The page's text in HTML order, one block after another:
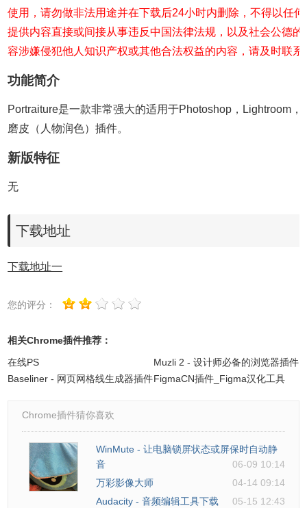
使用，请勿做非法用途并在下载后24小时内删除，不得以任
提供内容直接或间接从事违反中国法律法规，以及社会公德
容涉嫌侵犯他人知识产权或其他合法权益的内容，请及时联系
功能简介
Portraiture是一款非常强大的适用于Photoshop，Lightroom，
磨皮（人物润色）插件。
新版特征
无
下载地址
下载地址一
您的评分：
相关Chrome插件推荐：
在线PS
Muzli 2 - 设计师必备的浏览器插件
Baseliner - 网页网格线生成器插件FigmaCN插件_Figma汉化工具
Chrome插件猜你喜欢
WinMute - 让电脑锁屏状态或屏保时自动静
音
06-09 10:14
万彩影像大师
04-14 09:14
Audacity - 音频编辑工具下载
05-15 12:43